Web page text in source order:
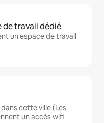
de travail dédié
un espace de travail
cette ville (Les
un accès wifi